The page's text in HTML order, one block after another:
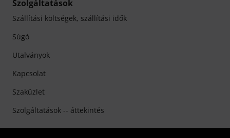
Szolgáltatások
Szállítási költségek, szállítási idők
Súgó
Utalványok
Kapcsolat
Szaküzlet
Szolgáltatások -- áttekintés